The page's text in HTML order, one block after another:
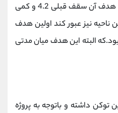
کند بعد از کمی اصلاح دومین هدف آن سقف قبلی 4.2 و کمی
از این ناحیه نیز عبور کند اولین هدف
خواهد بود.که البته این هدف میان مدتی
توکن داشته و باتوجه به پروژه